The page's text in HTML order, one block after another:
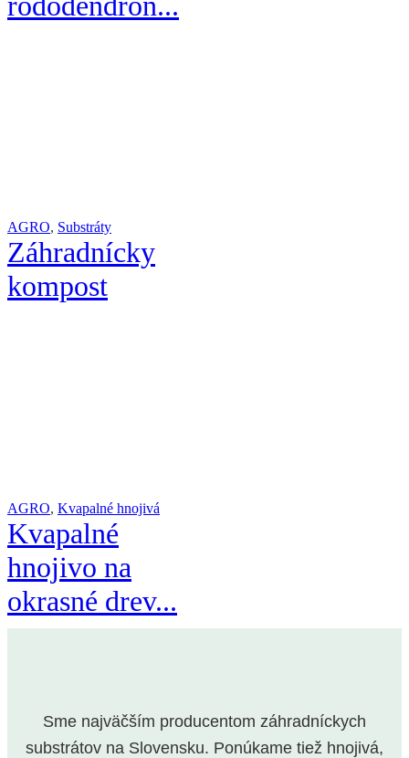
AGRO, Substráty
Záhradnícky
kompost
AGRO, Kvapalné hnojivá
Kvapalné
hnojivo na
okrasné drev...
Sme najväčším producentom záhradníckych
substrátov na Slovensku. Ponúkame tiež hnojivá,